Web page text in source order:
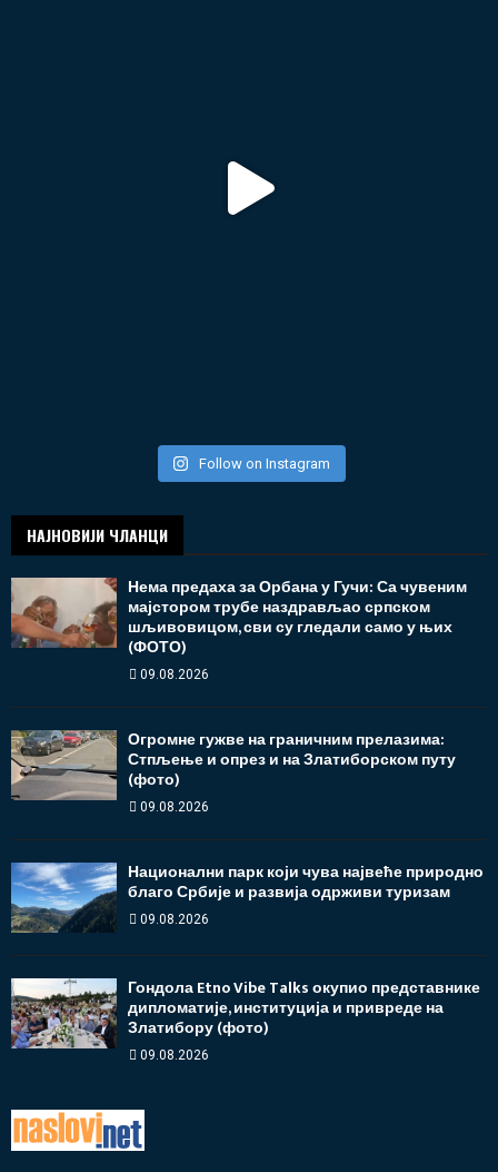
Follow on Instagram
НАЈНОВИЈИ ЧЛАНЦИ
Нема предаха за Орбана у Гучи: Са чувеним
мајстором трубе наздрављао српском
шљивовицом, сви су гледали само у њих
(ФОТО)
09.08.2026
Огромне гужве на граничним прелазима:
Стпљење и опрез и на Златиборском путу
(фото)
09.08.2026
Национални парк који чува највеће природно
благо Србије и развија одрживи туризам
09.08.2026
Гондола Etno Vibe Talks окупио представнике
дипломатије, институција и привреде на
Златибору (фото)
09.08.2026